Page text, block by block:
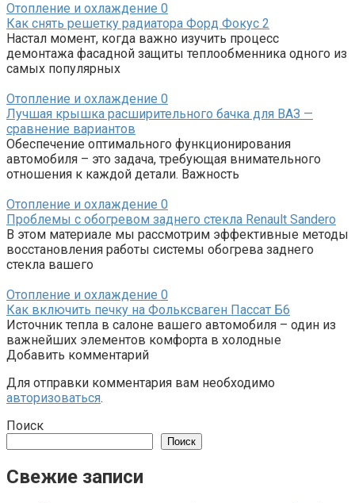
Отопление и охлаждение 0
Как снять решетку радиатора Форд Фокус 2
Настал момент, когда важно изучить процесс
демонтажа фасадной защиты теплообменника одного из
самых популярных
Отопление и охлаждение 0
Лучшая крышка расширительного бачка для ВАЗ —
сравнение вариантов
Обеспечение оптимального функционирования
автомобиля – это задача, требующая внимательного
отношения к каждой детали. Важность
Отопление и охлаждение 0
Проблемы с обогревом заднего стекла Renault Sandero
В этом материале мы рассмотрим эффективные методы
восстановления работы системы обогрева заднего
стекла вашего
Отопление и охлаждение 0
Как включить печку на Фольксваген Пассат Б6
Источник тепла в салоне вашего автомобиля – один из
важнейших элементов комфорта в холодные
Добавить комментарий
Для отправки комментария вам необходимо
авторизоваться.
Поиск
Поиск
Свежие записи